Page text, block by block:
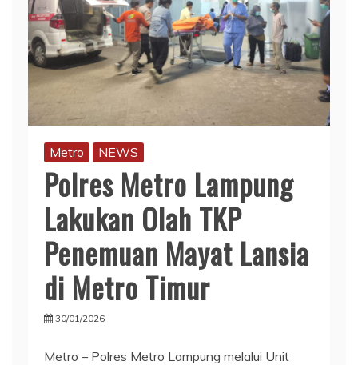
Metro NEWS
Polres Metro Lampung
Lakukan Olah TKP
Penemuan Mayat Lansia
di Metro Timur
30/01/2026
Metro – Polres Metro Lampung melalui Unit